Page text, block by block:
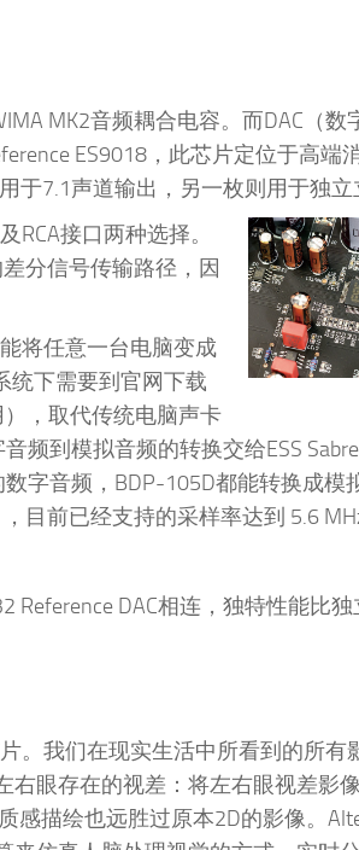
MK2音频耦合电容。而DAC（数
ES9018，此芯片定位于高端
7.1声道输出，另一枚则用于独立
接口两种选择。
分信号传输路径，因
将任意一台电脑变成
统下需要到官网下载
，取代传统电脑声卡
频到模拟音频的转换交给ESS
字音频，BDP-105D都能转换成模
目前已经支持的采样率达到 5.6
Reference DAC相连，独特性能比
。我们在现实生活中所看到的所有
眼存在的视差：将左右眼视差影
描绘也远胜过原本2D的影像。